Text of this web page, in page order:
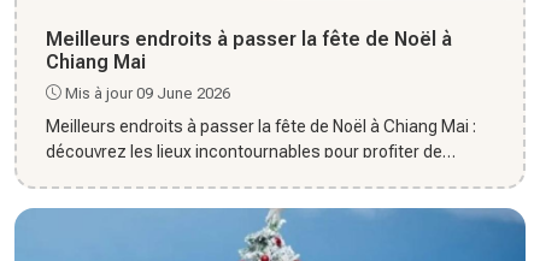
Meilleurs endroits à passer la fête de Noël à
Chiang Mai
Mis à jour 09 June 2026
Meilleurs endroits à passer la fête de Noël à Chiang Mai :
découvrez les lieux incontournables pour profiter de